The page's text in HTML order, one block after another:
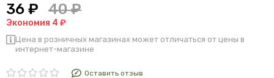
36 ₽ 40 ₽
Экономия 4 ₽
Цена в розничных магазинах может отличаться от цены в
интернет-магазине
Оставить отзыв